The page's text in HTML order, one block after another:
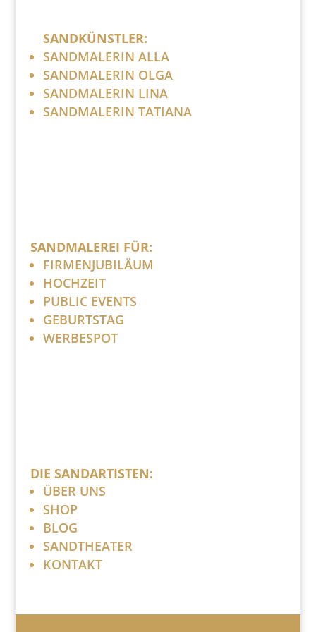
SANDKÜNSTLER:
SANDMALERIN ALLA
SANDMALERIN OLGA
SANDMALERIN LINA
SANDMALERIN TATIANA
SANDMALEREI FÜR:
FIRMENJUBILÄUM
HOCHZEIT
PUBLIC EVENTS
GEBURTSTAG
WERBESPOT
DIE SANDARTISTEN:
ÜBER UNS
SHOP
BLOG
SANDTHEATER
KONTAKT